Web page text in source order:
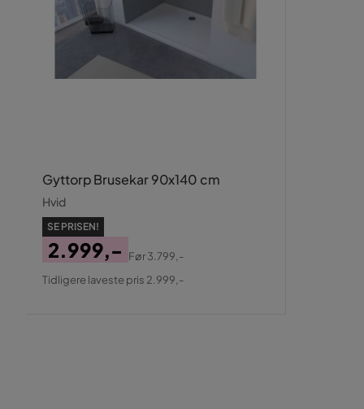
fremstillet af materialer af højeste kvalitet og er
Brusere og brusekabiner
Uanset hvad du leder efter til dit badeværelse så
Bathlife. Hver dag starter og slutter med en stund
Gyttorp Brusekar 90x140 cm
Hvid
SE PRISEN!
Pris
2.999,-
Original
Før3.799,-
Tidligere laveste pris 2.999,-